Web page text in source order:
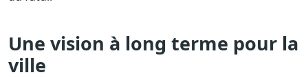
Une vision à long terme pour la
ville